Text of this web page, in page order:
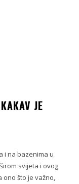
JE
i na bazenima u
svijeta i ovog
ono što je važno,